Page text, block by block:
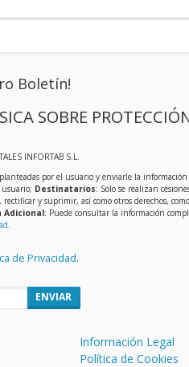
Boletín!
SOBRE
INFORTAB S.L.
por el usuario y enviarle la información
Destinatarios: Solo se realizan
rectificar y suprimir, así como otros derechos,
Adicional: Puede consultar la información
.
de Privacidad.
ENVIAR
Información Legal
Política de Cookies